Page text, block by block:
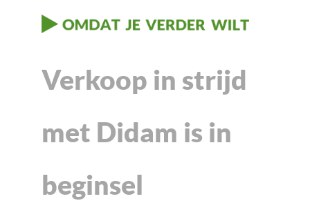
Verkoop in strijd
met Didam is in
beginsel